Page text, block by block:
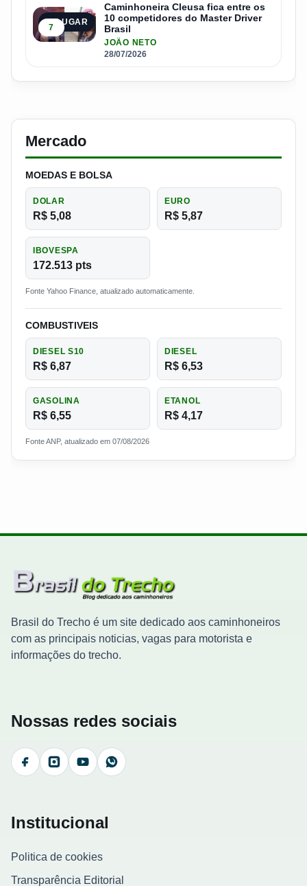
5º LUGAR
7
Caminhoneira Cleusa fica entre os
10 competidores do Master Driver
Brasil
JOÃO NETO
28/07/2026
Mercado
MOEDAS E BOLSA
DOLAR
R$ 5,08
EURO
R$ 5,87
IBOVESPA
172.513 pts
Fonte Yahoo Finance, atualizado automaticamente.
COMBUSTIVEIS
DIESEL S10
R$ 6,87
DIESEL
R$ 6,53
GASOLINA
R$ 6,55
ETANOL
R$ 4,17
Fonte ANP, atualizado em 07/08/2026
Brasil do Trecho é um site dedicado aos caminhoneiros
com as principais noticias, vagas para motorista e
informações do trecho.
Nossas redes sociais
FacebookInstagramYouTubeWhatsApp
Institucional
Politica de cookies
Transparência Editorial